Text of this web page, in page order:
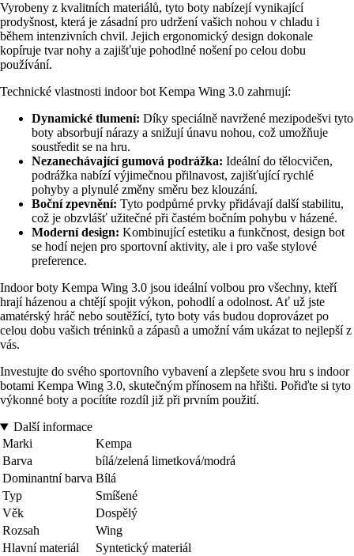
Vyrobeny z kvalitních materiálů, tyto boty nabízejí vynikající
prodyšnost, která je zásadní pro udržení vašich nohou v chladu i
během intenzivních chvil. Jejich ergonomický design dokonale
kopíruje tvar nohy a zajišťuje pohodlné nošení po celou dobu
používání.
Technické vlastnosti indoor bot Kempa Wing 3.0 zahrnují:
Dynamické tlumení: Díky speciálně navržené mezipodešvi tyto
boty absorbují nárazy a snižují únavu nohou, což umožňuje
soustředit se na hru.
Nezanechávající gumová podrážka: Ideální do tělocvičen,
podrážka nabízí výjimečnou přilnavost, zajišťující rychlé
pohyby a plynulé změny směru bez klouzání.
Boční zpevnění: Tyto podpůrné prvky přidávají další stabilitu,
což je obzvlášť užitečné při častém bočním pohybu v házené.
Moderní design: Kombinující estetiku a funkčnost, design bot
se hodí nejen pro sportovní aktivity, ale i pro vaše stylové
preference.
Indoor boty Kempa Wing 3.0 jsou ideální volbou pro všechny, kteří
hrají házenou a chtějí spojit výkon, pohodlí a odolnost. Ať už jste
amatérský hráč nebo soutěžící, tyto boty vás budou doprovázet po
celou dobu vašich tréninků a zápasů a umožní vám ukázat to nejlepší z
vás.
Investujte do svého sportovního vybavení a zlepšete svou hru s indoor
botami Kempa Wing 3.0, skutečným přínosem na hřišti. Pořiďte si tyto
výkonné boty a pocítíte rozdíl již při prvním použití.
Další informace
Marki
Kempa
Barva
bílá/zelená limetková/modrá
Dominantní barva Bílá
Typ
Smíšené
Věk
Dospělý
Rozsah
Wing
Hlavní materiál
Syntetický materiál